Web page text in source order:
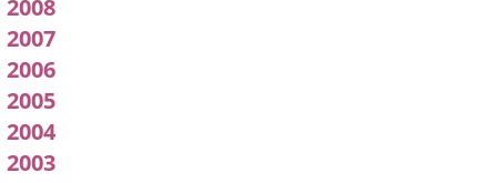
2008
2007
2006
2005
2004
2003